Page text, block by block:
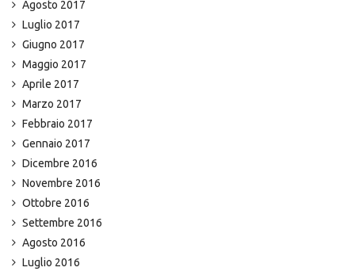
Agosto 2017
Luglio 2017
Giugno 2017
Maggio 2017
Aprile 2017
Marzo 2017
Febbraio 2017
Gennaio 2017
Dicembre 2016
Novembre 2016
Ottobre 2016
Settembre 2016
Agosto 2016
Luglio 2016